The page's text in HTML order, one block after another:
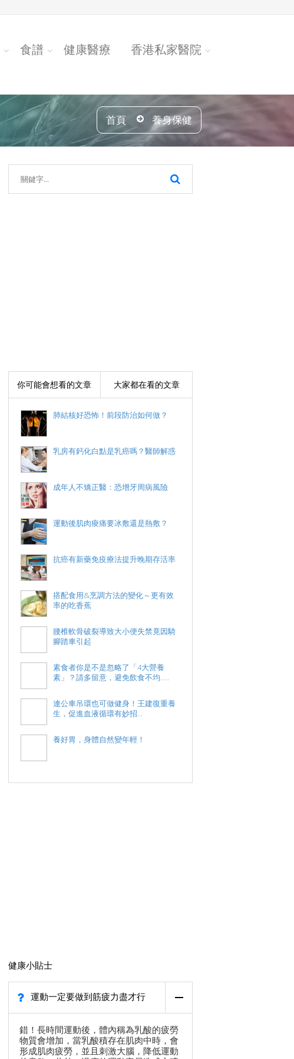
食譜 健康醫療 香港私家醫院
首頁 養身保健
你可能會想看的文章 大家都在看的文章
肺結核好恐怖！前段防治如何做？
乳房有鈣化白點是乳癌嗎？醫師解惑
成年人不矯正醫：恐增牙周病風險
運動後肌肉痠痛要冰敷還是熱敷？
抗癌有新藥免疫療法提升晚期存活率
搭配食用&烹調方法的變化～更有效
率的吃香蕉
腰椎軟骨破裂導致大小便失禁竟因騎
腳踏車引起
素食者你是不是忽略了「4大營養
素」？請多留意，避免飲食不均.....
連公車吊環也可做健身！王建復重養
生，促進血液循環有妙招...
養好胃，身體自然變年輕！
健康小貼士
運動一定要做到筋疲力盡才行
錯！長時間運動後，體內稱為乳酸的疲勞
物質會增加，當乳酸積存在肌肉中時，會
形成肌肉疲勞，並且刺激大腦，降低運動